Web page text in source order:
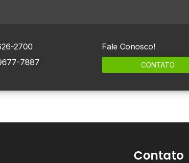
2700
7887
Fale Conosco!
CONTATO
Contato